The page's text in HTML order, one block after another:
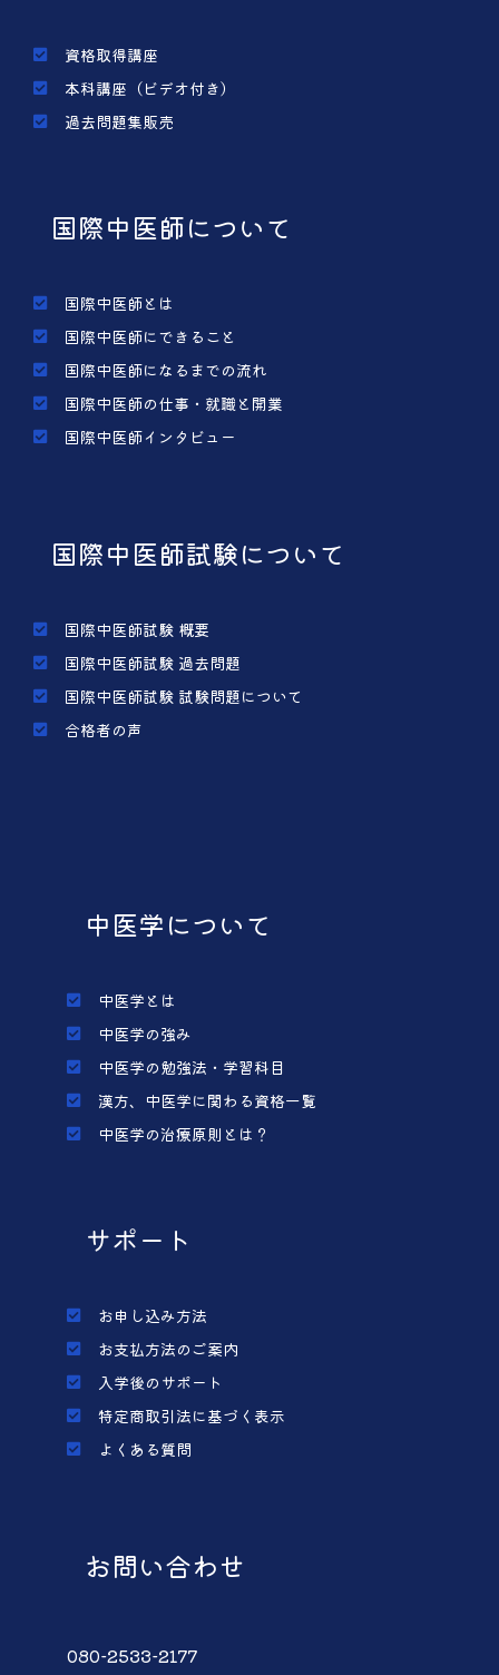
資格取得講座
本科講座（ビデオ付き）
過去問題集販売
国際中医師について
国際中医師とは
国際中医師にできること
国際中医師になるまでの流れ
国際中医師の仕事・就職と開業
国際中医師インタビュー
国際中医師試験について
国際中医師試験 概要
国際中医師試験 過去問題
国際中医師試験 試験問題について
合格者の声
中医学について
中医学とは
中医学の強み
中医学の勉強法・学習科目
漢方、中医学に関わる資格一覧
中医学の治療原則とは？
サポート
お申し込み方法
お支払方法のご案内
入学後のサポート
特定商取引法に基づく表示
よくある質問
お問い合わせ
080-2533-2177